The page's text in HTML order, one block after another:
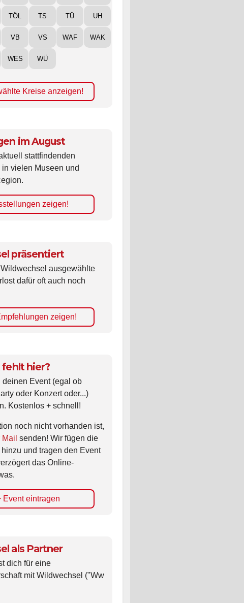
TÖL TS TÜ UH
VB VS WAF WAK
WES WÜ
Kreise anzeigen!
im August
stattfindenden
vielen Museen und
zeigen!
präsentiert
ausgewählte
dafür oft auch noch
zeigen!
fehlt hier?
deinen Event (egal ob
oder Konzert oder...)
Kostenlos + schnell!
noch nicht vorhanden ist,
senden! Wir fügen die
und tragen den Event
das Online-
Event eintragen
als Partner
dich für eine
mit Wildwechsel ("Ww